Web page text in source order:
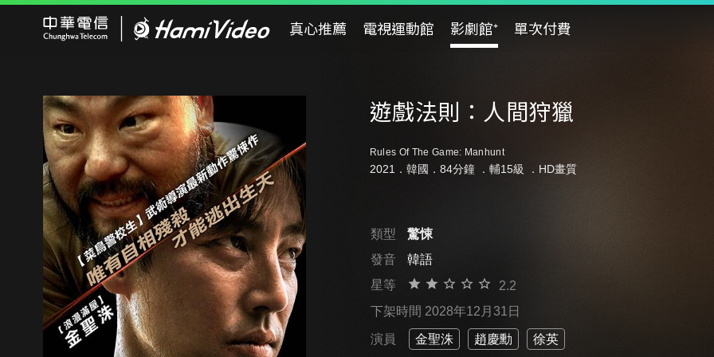
真心推薦 電視運動館 影劇館⁺ 單次付費
遊戲法則：人間狩獵
Rules Of The Game: Manhunt
2021．韓國．84分鐘 ． 輔15級 ．HD畫質
類型
驚悚
發音
韓語
星等
2.2
下架時間 2028年12月31日
演員 金聖洙 趙慶勳 徐英